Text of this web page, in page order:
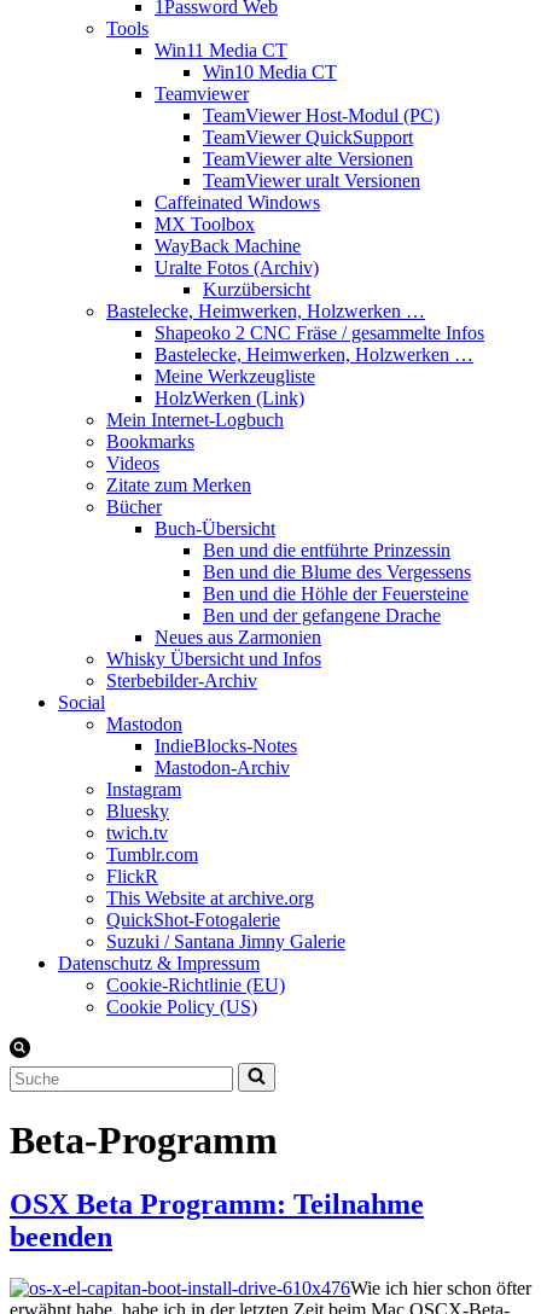
1Password Web
Tools
Win11 Media CT
Win10 Media CT
Teamviewer
TeamViewer Host-Modul (PC)
TeamViewer QuickSupport
TeamViewer alte Versionen
TeamViewer uralt Versionen
Caffeinated Windows
MX Toolbox
WayBack Machine
Uralte Fotos (Archiv)
Kurzübersicht
Bastelecke, Heimwerken, Holzwerken …
Shapeoko 2 CNC Fräse / gesammelte Infos
Bastelecke, Heimwerken, Holzwerken …
Meine Werkzeugliste
HolzWerken (Link)
Mein Internet-Logbuch
Bookmarks
Videos
Zitate zum Merken
Bücher
Buch-Übersicht
Ben und die entführte Prinzessin
Ben und die Blume des Vergessens
Ben und die Höhle der Feuersteine
Ben und der gefangene Drache
Neues aus Zarmonien
Whisky Übersicht und Infos
Sterbebilder-Archiv
Social
Mastodon
IndieBlocks-Notes
Mastodon-Archiv
Instagram
Bluesky
twich.tv
Tumblr.com
FlickR
This Website at archive.org
QuickShot-Fotogalerie
Suzuki / Santana Jimny Galerie
Datenschutz & Impressum
Cookie-Richtlinie (EU)
Cookie Policy (US)
Suchen
nach …
Beta-Programm
OSX Beta Programm: Teilnahme
beenden
Wie ich hier schon öfter